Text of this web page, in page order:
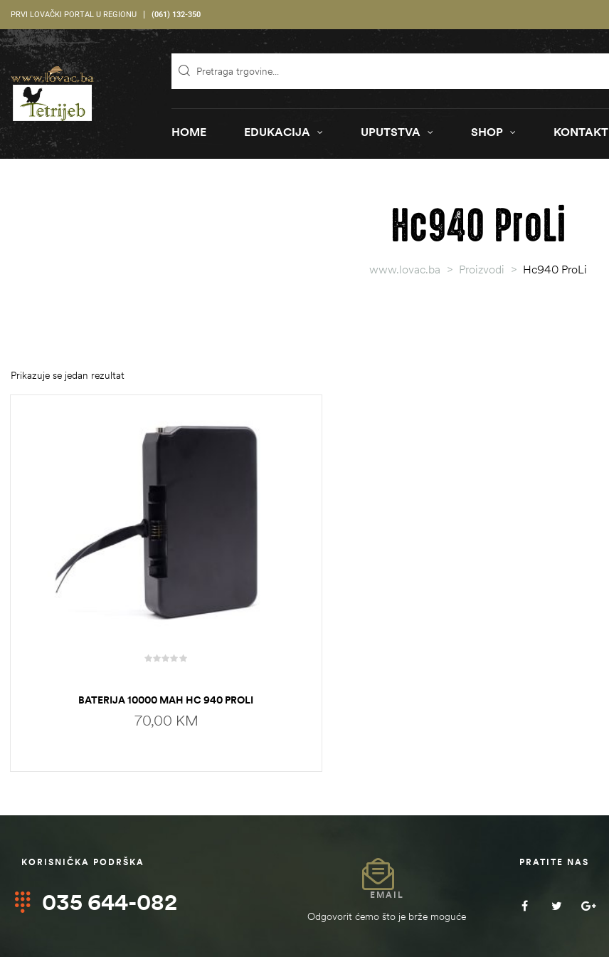
PRVI LOVAČKI PORTAL U REGIONU (061) 132-350
HOME EDUKACIJA UPUTSTVA SHOP KONTAKT
Hc940 ProLi
www.lovac.ba > Proizvodi > Hc940 ProLi
Prikazuje se jedan rezultat
BATERIJA 10000 MAH HC 940 PROLI
70,00 KM
KORISNIČKA PODRŠKA
035 644-082 EMAIL
Odgovorit ćemo što je brže moguće
PRATITE NAS